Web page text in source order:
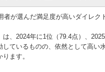
者が選んだ満足度が高いダイレク
は、2024年に1位（79.4点）、
しているものの、依然として高い
ます。